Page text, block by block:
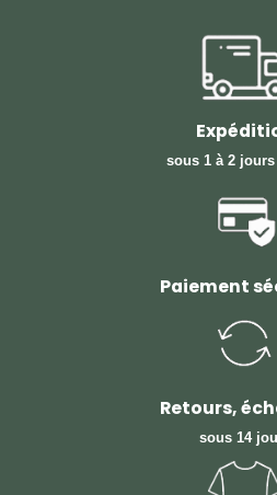
sous 1 à 2
Paiement
Retours,
sous 14